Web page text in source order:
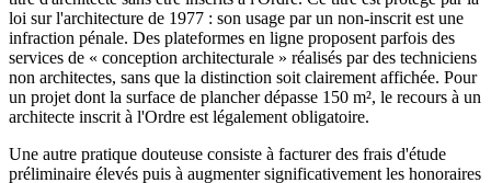
loi sur l'architecture de 1977 : son usage par un non-inscrit est une
infraction pénale. Des plateformes en ligne proposent parfois des
services de « conception architecturale » réalisés par des techniciens
non architectes, sans que la distinction soit clairement affichée. Pour
un projet dont la surface de plancher dépasse 150 m², le recours à un
architecte inscrit à l'Ordre est légalement obligatoire.
Une autre pratique douteuse consiste à facturer des frais d'étude
préliminaire élevés puis à augmenter significativement les honoraires